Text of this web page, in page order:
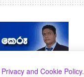
Privacy and Cookie Policy.